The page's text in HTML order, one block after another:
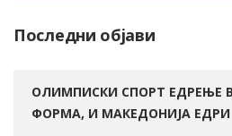
Последни објави
ОЛИМПИСКИ СПОРТ ЕДРЕЊЕ
ФОРМА, И МАКЕДОНИЈА ЕДРИ